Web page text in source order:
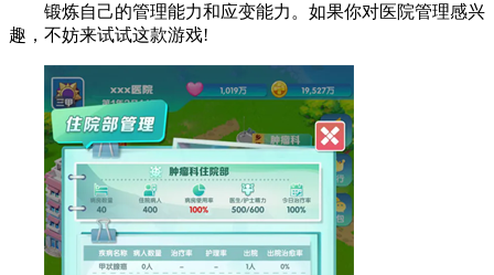
锻炼自己的管理能力和应变能力。如果你对医院管理感兴
趣，不妨来试试这款游戏!